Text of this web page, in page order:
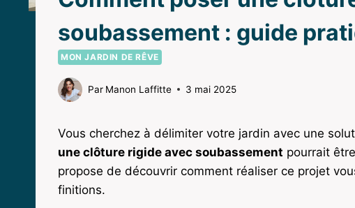
soubassement : guide
MON JARDIN DE RÊVE
Par Manon Laffitte 3 mai 2025
Vous cherchez à délimiter votre jardin avec une
une clôture rigide avec soubassement pourrait
propose de découvrir comment réaliser ce projet
finitions.